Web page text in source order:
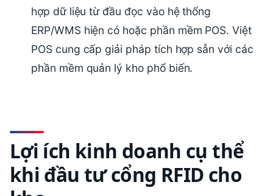
hợp dữ liệu từ đầu đọc vào hệ thống
ERP/WMS hiện có hoặc phần mềm POS. Việt
POS cung cấp giải pháp tích hợp sẵn với các
phần mềm quản lý kho phổ biến.
Lợi ích kinh doanh cụ thể
khi đầu tư cổng RFID cho